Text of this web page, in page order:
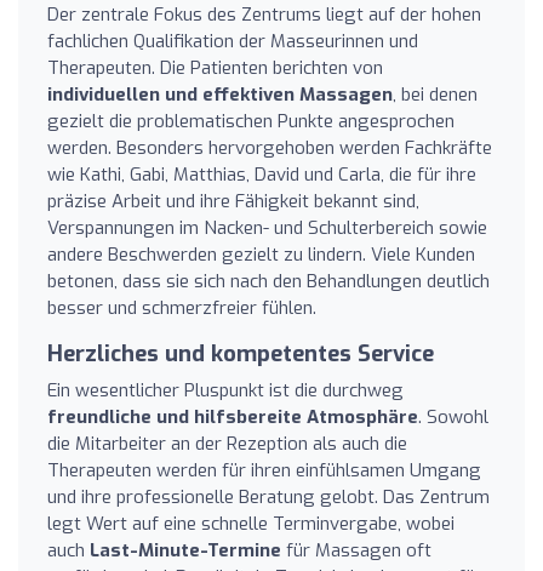
Der zentrale Fokus des Zentrums liegt auf der hohen
fachlichen Qualifikation der Masseurinnen und
Therapeuten. Die Patienten berichten von
individuellen und effektiven Massagen, bei denen
gezielt die problematischen Punkte angesprochen
werden. Besonders hervorgehoben werden Fachkräfte
wie Kathi, Gabi, Matthias, David und Carla, die für ihre
präzise Arbeit und ihre Fähigkeit bekannt sind,
Verspannungen im Nacken- und Schulterbereich sowie
andere Beschwerden gezielt zu lindern. Viele Kunden
betonen, dass sie sich nach den Behandlungen deutlich
besser und schmerzfreier fühlen.
Herzliches und kompetentes Service
Ein wesentlicher Pluspunkt ist die durchweg
freundliche und hilfsbereite Atmosphäre. Sowohl
die Mitarbeiter an der Rezeption als auch die
Therapeuten werden für ihren einfühlsamen Umgang
und ihre professionelle Beratung gelobt. Das Zentrum
legt Wert auf eine schnelle Terminvergabe, wobei
auch Last-Minute-Termine für Massagen oft